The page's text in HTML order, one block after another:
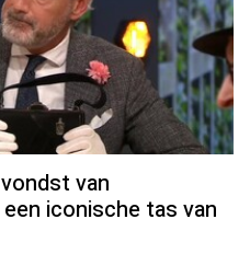
van
iconische tas van